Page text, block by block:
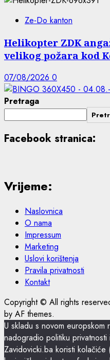
Ze-Do kanton
Helikopter ZDK
velikog požara kod
07/08/2026 0
Pretraga
Facebook stranica:
Vrijeme:
Naslovnica
O nama
Impressum
Marketing
Uslovi korištenja
Pravila privatnosti
Kontakt
Copyright © All rights
by AF themes.
U skladu s novom europskom
nadogradio politiku privatnosti
Zavidovicki.ba koristi